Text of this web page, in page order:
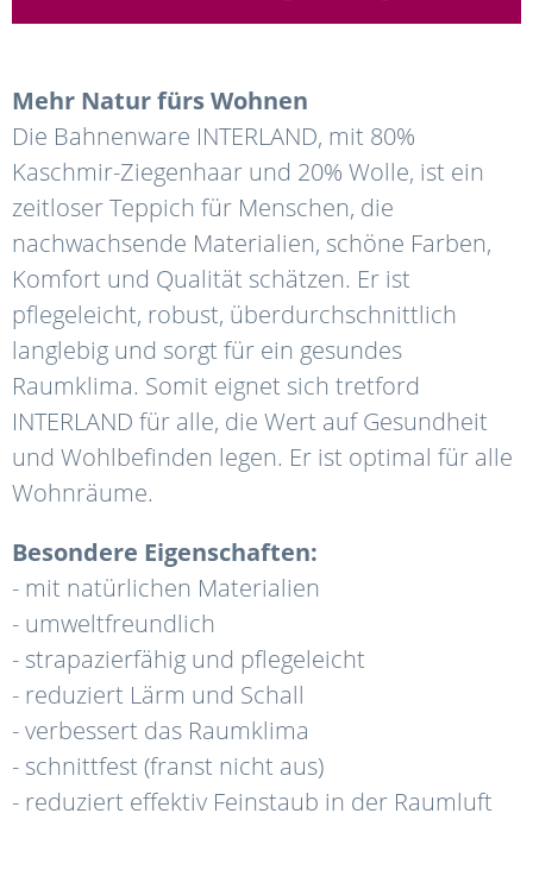
Mehr Natur fürs Wohnen
Die Bahnenware INTERLAND, mit 80%
Kaschmir-Ziegenhaar und 20% Wolle, ist ein
zeitloser Teppich für Menschen, die
nachwachsende Materialien, schöne Farben,
Komfort und Qualität schätzen. Er ist
pflegeleicht, robust, überdurchschnittlich
langlebig und sorgt für ein gesundes
Raumklima. Somit eignet sich tretford
INTERLAND für alle, die Wert auf Gesundheit
und Wohlbefinden legen. Er ist optimal für alle
Wohnräume.
Besondere Eigenschaften:
- mit natürlichen Materialien
- umweltfreundlich
- strapazierfähig und pflegeleicht
- reduziert Lärm und Schall
- verbessert das Raumklima
- schnittfest (franst nicht aus)
- reduziert effektiv Feinstaub in der Raumluft